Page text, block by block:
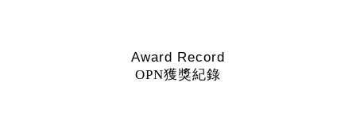
Award Record
OPN獲獎紀錄